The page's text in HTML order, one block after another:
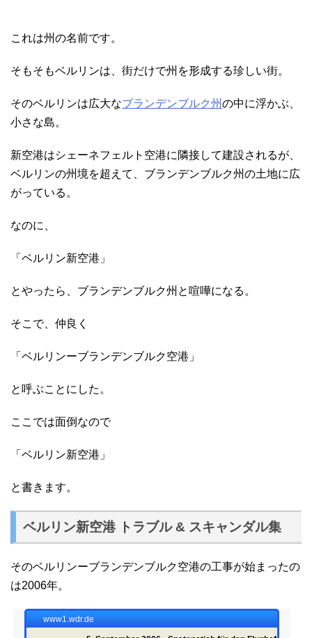
これは州の名前です。
そもそもベルリンは、街だけで州を形成する珍しい街。
そのベルリンは広大なブランデンブルク州の中に浮かぶ、
小さな島。
新空港はシェーネフェルト空港に隣接して建設されるが、
ベルリンの州境を超えて、ブランデンブルク州の土地に広
がっている。
なのに、
「ベルリン新空港」
とやったら、ブランデンブルク州と喧嘩になる。
そこで、仲良く
「ベルリンーブランデンブルク空港」
と呼ぶことにした。
ここでは面倒なので
「ベルリン新空港」
と書きます。
ベルリン新空港 トラブル & スキャンダル集
そのベルリンーブランデンブルク空港の工事が始まったの
は2006年。
www1.wdr.de